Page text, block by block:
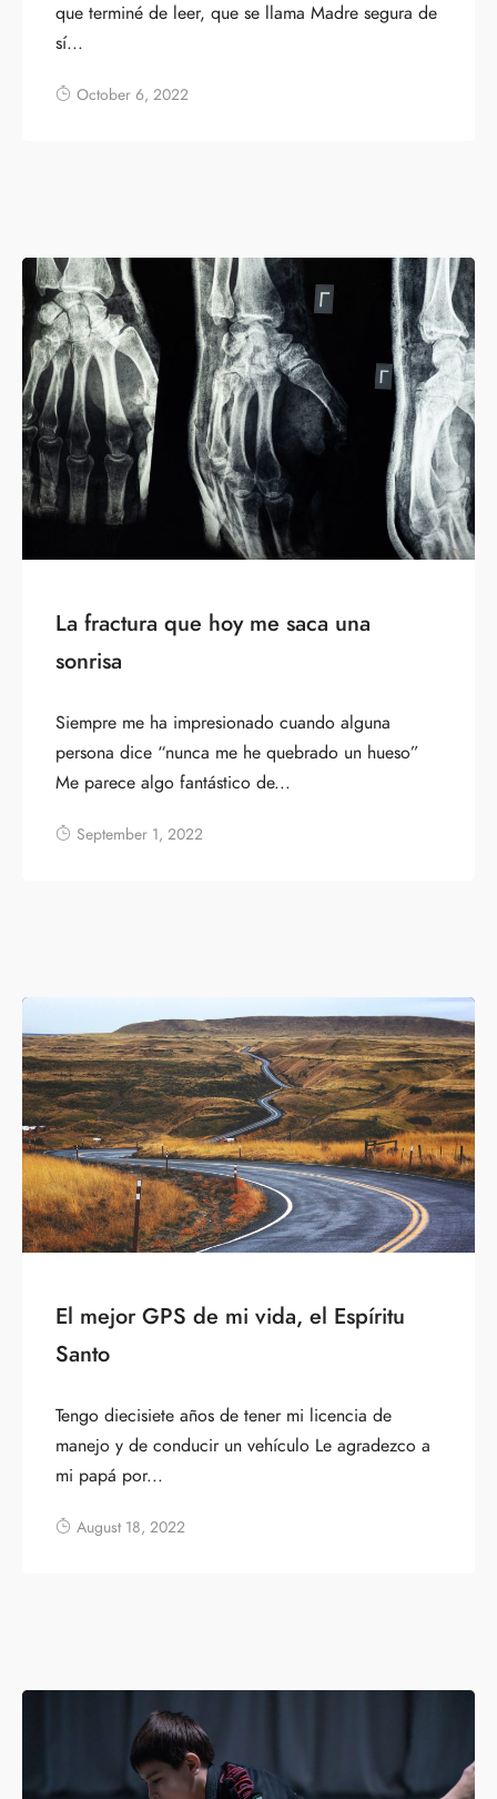
que terminé de leer, que se llama Madre segura de
sí...
October 6, 2022
La fractura que hoy me saca una
sonrisa
Siempre me ha impresionado cuando alguna
persona dice “nunca me he quebrado un hueso”
Me parece algo fantástico de...
September 1, 2022
El mejor GPS de mi vida, el Espíritu
Santo
Tengo diecisiete años de tener mi licencia de
manejo y de conducir un vehículo Le agradezco a
mi papá por...
August 18, 2022